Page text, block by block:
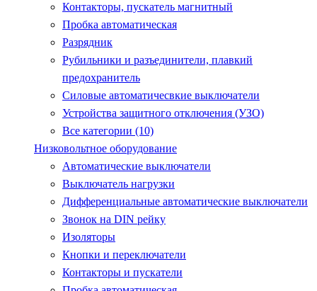
Контакторы, пускатель магнитный
Пробка автоматическая
Разрядник
Рубильники и разъединители, плавкий
предохранитель
Силовые автоматичесвкие выключатели
Устройства защитного отключения (УЗО)
Все категории (10)
Низковольтное оборудование
Автоматические выключатели
Выключатель нагрузки
Дифференциальные автоматические выключатели
Звонок на DIN рейку
Изоляторы
Кнопки и переключатели
Контакторы и пускатели